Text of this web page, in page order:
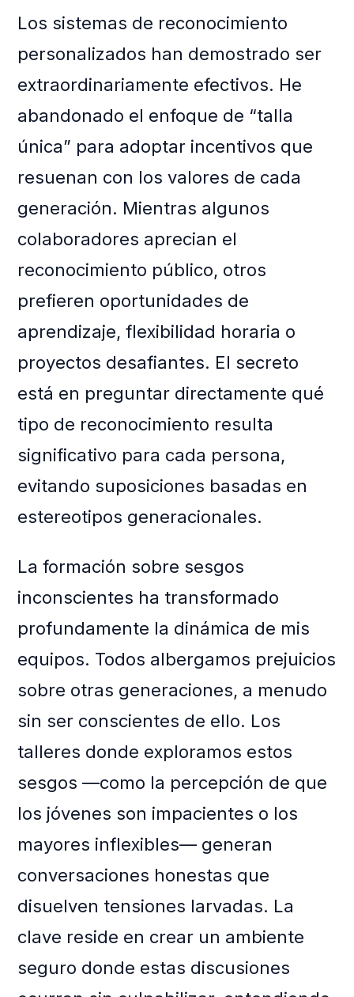
Los sistemas de reconocimiento
personalizados han demostrado ser
extraordinariamente efectivos. He
abandonado el enfoque de “talla
única” para adoptar incentivos que
resuenan con los valores de cada
generación. Mientras algunos
colaboradores aprecian el
reconocimiento público, otros
prefieren oportunidades de
aprendizaje, flexibilidad horaria o
proyectos desafiantes. El secreto
está en preguntar directamente qué
tipo de reconocimiento resulta
significativo para cada persona,
evitando suposiciones basadas en
estereotipos generacionales.
La formación sobre sesgos
inconscientes ha transformado
profundamente la dinámica de mis
equipos. Todos albergamos prejuicios
sobre otras generaciones, a menudo
sin ser conscientes de ello. Los
talleres donde exploramos estos
sesgos —como la percepción de que
los jóvenes son impacientes o los
mayores inflexibles— generan
conversaciones honestas que
disuelven tensiones larvadas. La
clave reside en crear un ambiente
seguro donde estas discusiones